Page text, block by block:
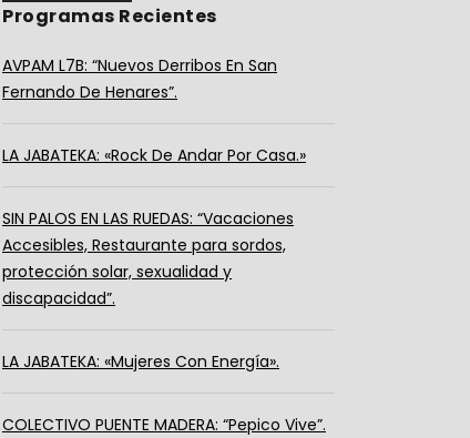
Programas Recientes
AVPAM L7B: “Nuevos Derribos En San
Fernando De Henares”.
LA JABATEKA: «Rock De Andar Por Casa.»
SIN PALOS EN LAS RUEDAS: “Vacaciones
Accesibles, Restaurante para sordos,
protección solar, sexualidad y
discapacidad”.
LA JABATEKA: «Mujeres Con Energía».
COLECTIVO PUENTE MADERA: “Pepico Vive”.